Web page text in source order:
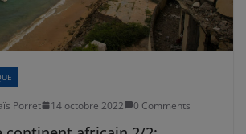
Porret 14 octobre 2022 0 Comments